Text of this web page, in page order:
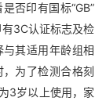
否印有国标“GB”
3C认证标志及检
其适用年龄组相
为了检测合格刻
3岁以上使用，家